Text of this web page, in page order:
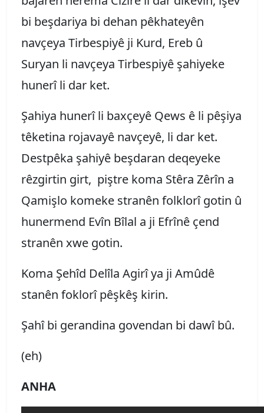
bi beşdariya bi dehan pêkhateyên
navçeya Tirbespiyê ji Kurd, Ereb û
Suryan li navçeya Tirbespiyê şahiyeke
hunerî li dar ket.
Şahiya hunerî li baxçeyê Qews ê li pêşiya
têketina rojavayê navçeyê, li dar ket.
Destpêka şahiyê beşdaran deqeyeke
rêzgirtin girt, piştre koma Stêra Zêrîn a
Qamişlo komeke stranên folklorî gotin û
hunermend Evîn Bîlal a ji Efrînê çend
stranên xwe gotin.
Koma Şehîd Delîla Agirî ya ji Amûdê
stanên foklorî pêşkêş kirin.
Şahî bi gerandina govendan bi dawî bû.
(eh)
ANHA